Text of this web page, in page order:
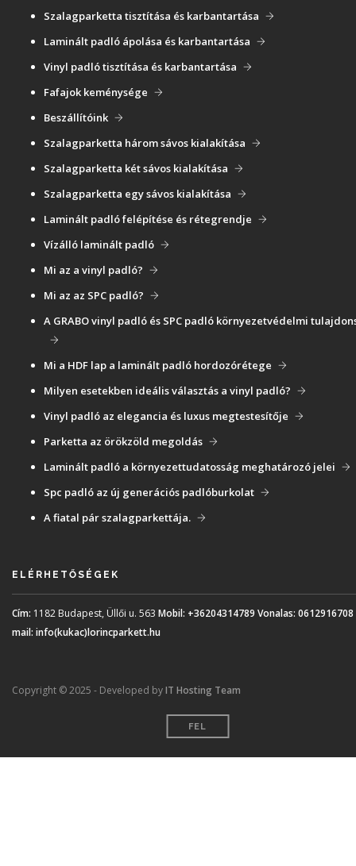
Szalagparketta tisztítása és karbantartása
Laminált padló ápolása és karbantartása
Vinyl padló tisztítása és karbantartása
Fafajok keménysége
Beszállítóink
Szalagparketta három sávos kialakítása
Szalagparketta két sávos kialakítása
Szalagparketta egy sávos kialakítása
Laminált padló felépítése és rétegrendje
Vízálló laminált padló
Mi az a vinyl padló?
Mi az az SPC padló?
A GRABO vinyl padló és SPC padló környezetvédelmi
Mi a HDF lap a laminált padló hordozórétege
Milyen esetekben ideális választás a vinyl padló?
Vinyl padló az elegancia és luxus megtestesítője
Parketta az örökzöld megoldás
Laminált padló a környezettudatosság meghatározó jelei
Spc padló az új generációs padlóburkolat
A fiatal pár szalagparkettája.
ELÉRHETŐSÉGEK
Cím: 1182 Budapest, Üllői u. 563 Mobil: +36204314789 Vonalas: 0612916708
mail: info(kukac)lorincparkett.hu
Copyright © 2025 - Developed byIT Hosting Team
FEL